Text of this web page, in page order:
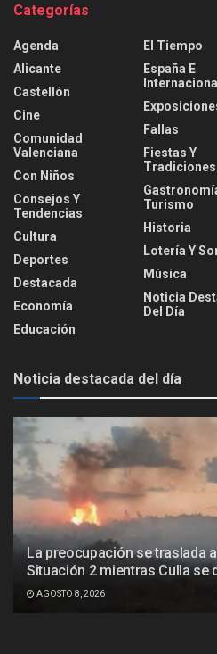
Categorías
Agenda
Alicante
Castellón
Cine
Comunidad
Valenciana
Con Niños
Consejos Y
Tendencias
Cultura
Deportes
Destacada
Economía
Educación
El Tiempo
España E
Fallas
Fiestas Y
Tradiciones
Turismo
Historia
Lotería Y
Música
Noticia
Del Día
Noticia destacada del día
La preocupación se traslada
Situación 2 mientras Culla se
AGOSTO 8, 2026